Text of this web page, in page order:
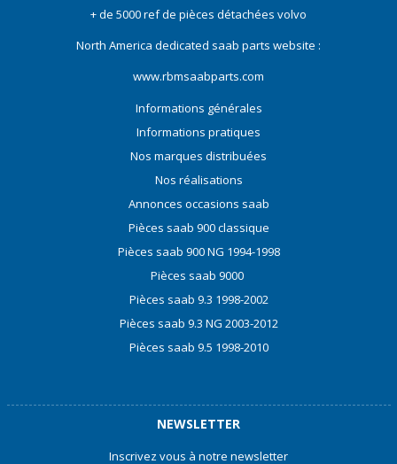
+ de 5000 ref de pièces détachées volvo
North America dedicated saab parts website :
www.rbmsaabparts.com
Informations générales
Informations pratiques
Nos marques distribuées
Nos réalisations
Annonces occasions saab
Pièces saab 900 classique
Pièces saab 900 NG 1994-1998
Pièces saab 9000
Pièces saab 9.3 1998-2002
Pièces saab 9.3 NG 2003-2012
Pièces saab 9.5 1998-2010
NEWSLETTER
Inscrivez vous à notre newsletter